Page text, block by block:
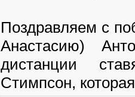
Поздравляем с
Анастасию)
дистанции
Стимпсон,